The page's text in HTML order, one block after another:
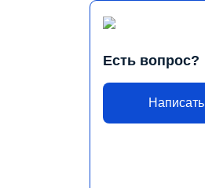
Есть вопрос?
Написать